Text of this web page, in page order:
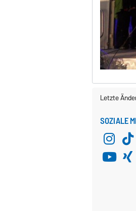
Letzte
SOZIALE